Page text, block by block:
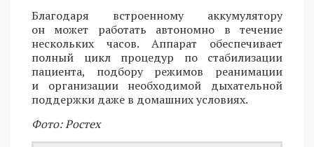
Благодаря встроенному аккумулятору
он может работать автономно в течение
нескольких часов. Аппарат обеспечивает
полный цикл процедур по стабилизации
пациента, подбору режимов реанимации
и организации необходимой дыхательной
поддержки даже в домашних условиях.
Фото: Ростех